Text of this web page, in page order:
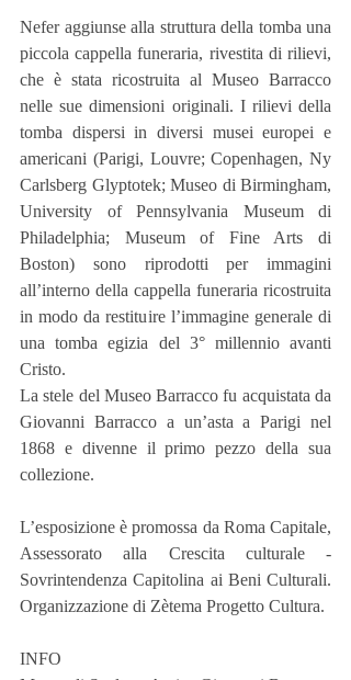
Nefer aggiunse alla struttura della tomba una
piccola cappella funeraria, rivestita di rilievi,
che è stata ricostruita al Museo Barracco
nelle sue dimensioni originali. I rilievi della
tomba dispersi in diversi musei europei e
americani (Parigi, Louvre; Copenhagen, Ny
Carlsberg Glyptotek; Museo di Birmingham,
University of Pennsylvania Museum di
Philadelphia; Museum of Fine Arts di
Boston) sono riprodotti per immagini
all’interno della cappella funeraria ricostruita
in modo da restituire l’immagine generale di
una tomba egizia del 3° millennio avanti
Cristo.
La stele del Museo Barracco fu acquistata da
Giovanni Barracco a un’asta a Parigi nel
1868 e divenne il primo pezzo della sua
collezione.
L’esposizione è promossa da Roma Capitale,
Assessorato alla Crescita culturale -
Sovrintendenza Capitolina ai Beni Culturali.
Organizzazione di Zètema Progetto Cultura.
INFO